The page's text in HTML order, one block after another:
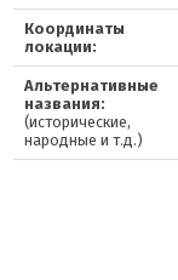
Координаты
локации:
Альтернативные
названия:
(исторические,
народные и т.д.)